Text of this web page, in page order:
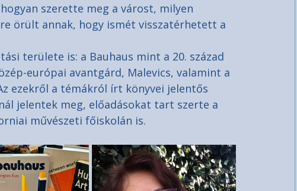
szerette meg a várost, milyen
örült annak, hogy ismét visszatérhetett a
területe is: a Bauhaus mint a 20. század
európai avantgárd, Malevics, valamint a
ezekről a témákról írt könyvei jelentős
jelentek meg, előadásokat tart szerte a
művészeti főiskolán is.